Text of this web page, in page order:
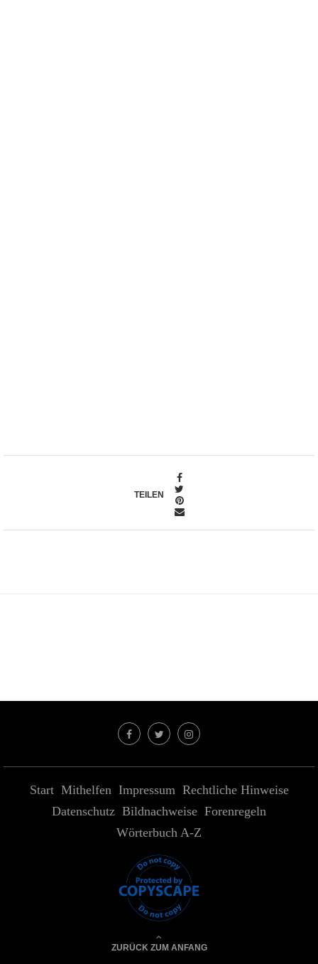
TEILEN
Start Mithelfen Impressum Rechtliche Hinweise
Datenschutz Bildnachweise Forenregeln
Wörterbuch A-Z
ZURÜCK ZUM ANFANG